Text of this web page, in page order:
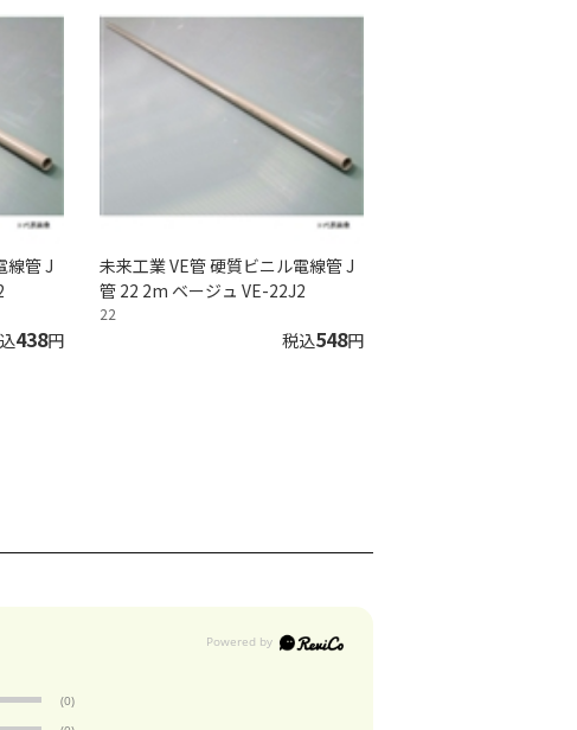
線管 J
438円
未来工業 VE管 硬質ビニル電線管 J
管 22 2m ベージュ VE-22J2
22
税込548円
(0)